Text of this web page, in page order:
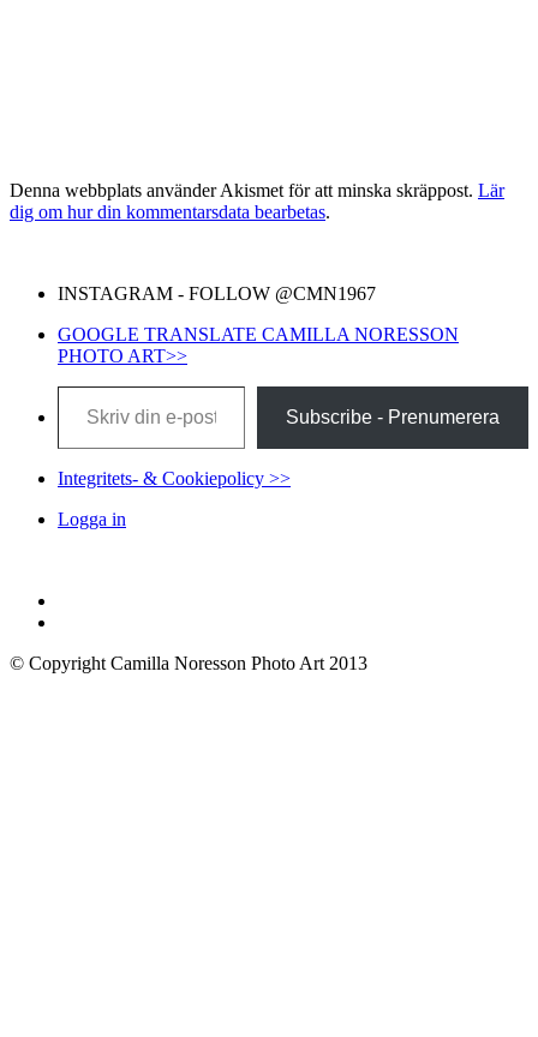
Denna webbplats använder Akismet för att minska skräppost. Lär
dig om hur din kommentarsdata bearbetas.
INSTAGRAM - FOLLOW @CMN1967
GOOGLE TRANSLATE CAMILLA NORESSON
PHOTO ART>>
Skriv din e-post …
Subscribe - Prenumerera
Integritets- & Cookiepolicy >>
Logga in
© Copyright Camilla Noresson Photo Art 2013